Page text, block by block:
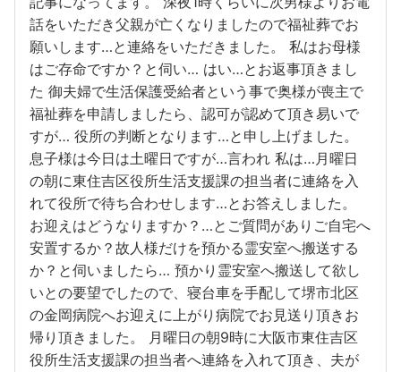
話をいただき父親が亡くなりましたので福祉葬でお
願いします…と連絡をいただきました。 私はお母様
はご存命ですか？と伺い… はい…とお返事頂きまし
た 御夫婦で生活保護受給者という事で奥様が喪主で
福祉葬を申請しましたら、認可が認めて頂き易いで
すが… 役所の判断となります…と申し上げました。
息子様は今日は土曜日ですが…言われ 私は…月曜日
の朝に東住吉区役所生活支援課の担当者に連絡を入
れて役所で待ち合わせします…とお答えしました。
お迎えはどうなりますか？…とご質問がありご自宅へ
安置するか？故人様だけを預かる霊安室へ搬送する
か？と伺いましたら… 預かり霊安室へ搬送して欲し
いとの要望でしたので、寝台車を手配して堺市北区
の金岡病院へお迎えに上がり病院でお見送り頂きお
帰り頂きました。 月曜日の朝9時に大阪市東住吉区
役所生活支援課の担当者へ連絡を入れて頂き、夫が